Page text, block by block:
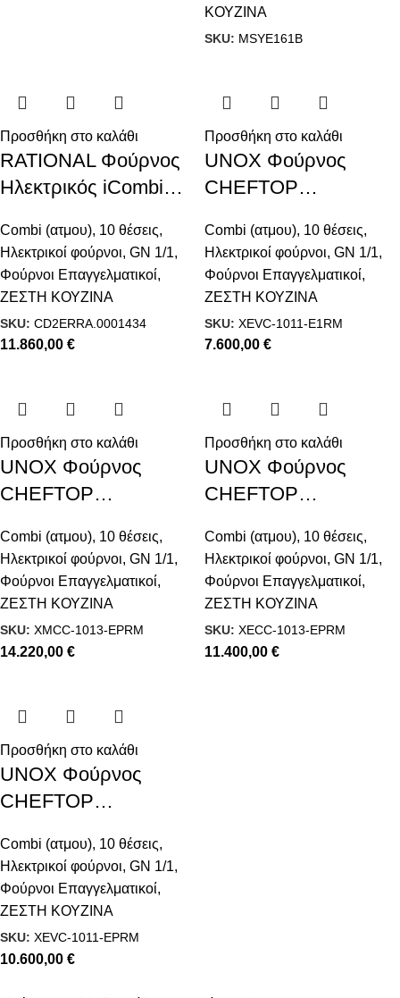
μαγειρέματος
ΚΟΥΖΙΝΑ
SKU: MSYE161B
Προσθήκη στο καλάθι
RATIONAL Φούρνος
Ηλεκτρικός iCombi
Combi (ατμου), 10 θέσεις,
Ηλεκτρικοί φούρνοι, GN 1/1,
Φούρνοι Επαγγελματικοί,
ΖΕΣΤΗ ΚΟΥΖΙΝΑ
SKU: CD2ERRA.0001434
11.860,00 €
Προσθήκη στο καλάθι
UNOX Φούρνος
CHEFTOP
Electric 10 GN 1/1
Combi (ατμου), 10 θέσεις,
Ηλεκτρικοί φούρνοι, GN 1/1,
Φούρνοι Επαγγελματικοί,
ΖΕΣΤΗ ΚΟΥΖΙΝΑ
SKU: XEVC-1011-E1RM
7.600,00 €
Προσθήκη στο καλάθι
UNOX Φούρνος
CHEFTOP
COMPACT Electric 10
GN 1/1
Combi (ατμου), 10 θέσεις,
Ηλεκτρικοί φούρνοι, GN 1/1,
Φούρνοι Επαγγελματικοί,
ΖΕΣΤΗ ΚΟΥΖΙΝΑ
SKU: XMCC-1013-EPRM
14.220,00 €
Προσθήκη στο καλάθι
UNOX Φούρνος
CHEFTOP
COMPACT Electric 10
GN 1/1
Combi (ατμου), 10 θέσεις,
Ηλεκτρικοί φούρνοι, GN 1/1,
Φούρνοι Επαγγελματικοί,
ΖΕΣΤΗ ΚΟΥΖΙΝΑ
SKU: XECC-1013-EPRM
11.400,00 €
Προσθήκη στο καλάθι
UNOX Φούρνος
CHEFTOP
Electric 10 GN 1/1
Combi (ατμου), 10 θέσεις,
Ηλεκτρικοί φούρνοι, GN 1/1,
Φούρνοι Επαγγελματικοί,
ΖΕΣΤΗ ΚΟΥΖΙΝΑ
SKU: XEVC-1011-EPRM
10.600,00 €